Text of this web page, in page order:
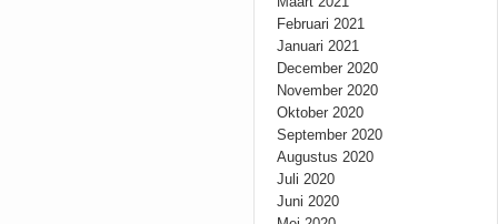
Februari 2021
Januari 2021
December 2020
November 2020
Oktober 2020
September 2020
Augustus 2020
Juli 2020
Juni 2020